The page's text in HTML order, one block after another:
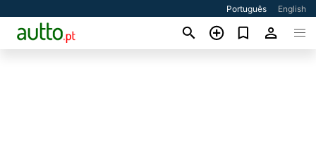
Português English